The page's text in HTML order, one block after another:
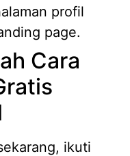
profil
page.
Cara
ikuti